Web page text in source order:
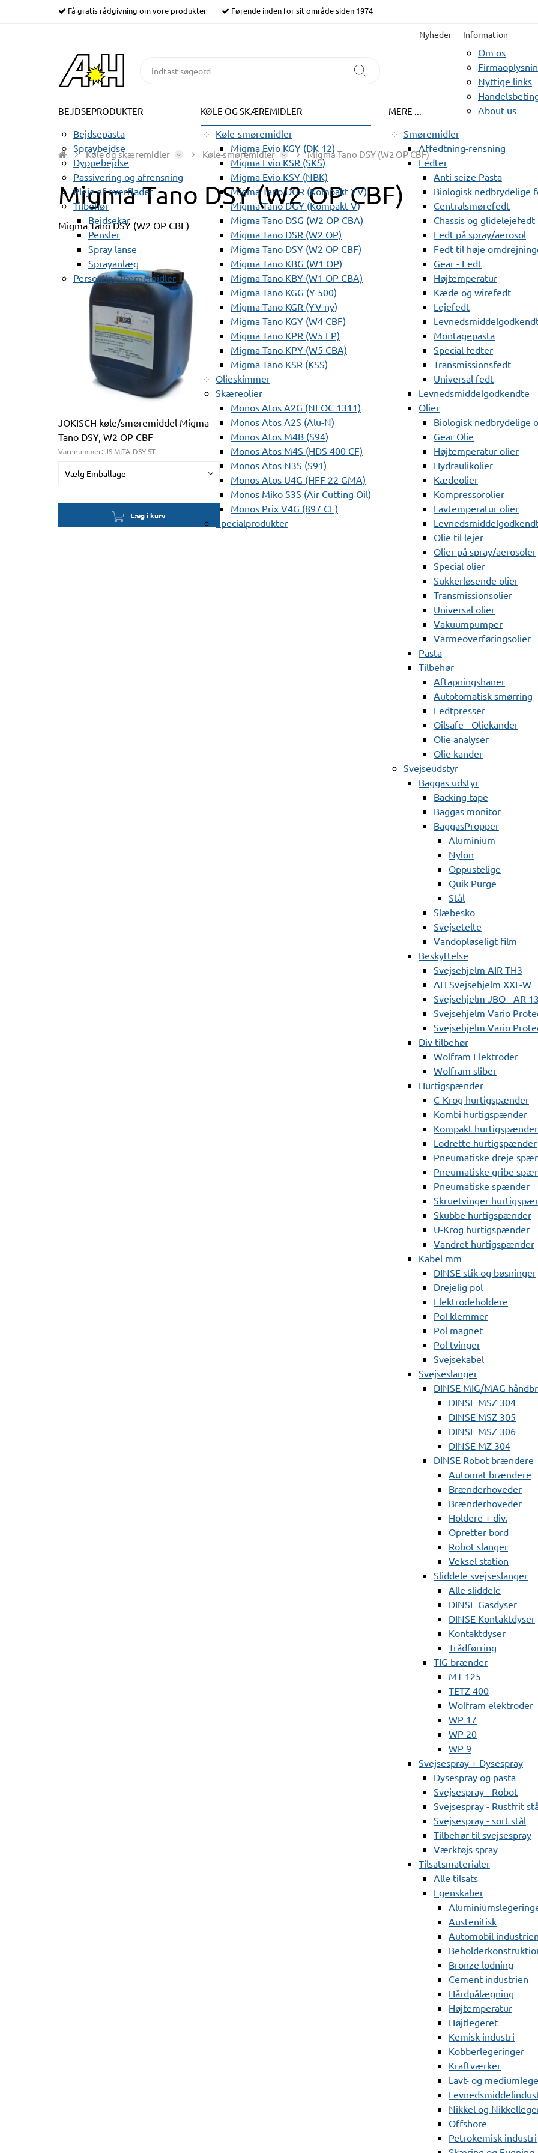
Få gratis rådgivning om vore produkter Førende inden for sit område siden 1974
Nyheder Information
Om os
Nyttige links
About us
BEJDSEPRODUKTER
Bejdsepasta
Spraybejdse
Dyppebejdse
Passivering og afrensning
Pleje af overflader
Tilbehør
Bejdsekar
Pensler
Spray lanse
Sprayanlæg
Personlige værnemidler
KØLE OG SKÆREMIDLER
Køle-smøremidler
Migma Evio KGY (DK 12)
Migma Evio KSR (SKS)
Migma Evio KSY (NBK)
Migma Tano DGR (Kompakt YV)
Migma Tano DGY (Kompakt V)
Migma Tano DSG (W2 OP CBA)
Migma Tano DSR (W2 OP)
Migma Tano DSY (W2 OP CBF)
Migma Tano KBG (W1 OP)
Migma Tano KBY (W1 OP CBA)
Migma Tano KGG (Y 500)
Migma Tano KGR (YV ny)
Migma Tano KGY (W4 CBF)
Migma Tano KPR (W5 EP)
Migma Tano KPY (W5 CBA)
Migma Tano KSR (KSS)
Olieskimmer
Skæreolier
Monos Atos A2G (NEOC 1311)
Monos Atos A2S (Alu-N)
Monos Atos M4B (S94)
Monos Atos M4S (HDS 400 CF)
Monos Atos N3S (S91)
Monos Atos U4G (HFF 22 GMA)
Monos Miko S3S (Air Cutting Oil)
Monos Prix V4G (897 CF)
Specialprodukter
MERE ...
Smøremidler
Affedtning-rensning
Fedter
Anti seize Pasta
Biologisk nedbrydelige
Centralsmørefedt
Chassis og glidelejefedt
Fedt på spray/aerosol
Fedt til høje
Gear - Fedt
Højtemperatur
Kæde og wirefedt
Lejefedt
Montagepasta
Special fedter
Transmissionsfedt
Universal fedt
Levnedsmiddelgodkendte
Olier
Biologisk nedbrydelige
Gear Olie
Højtemperatur olier
Hydraulikolier
Kædeolier
Kompressorolier
Lavtemperatur olier
Olie til lejer
Olier på spray/aerosoler
Special olier
Sukkerløsende olier
Transmissionsolier
Universal olier
Vakuumpumper
Varmeoverføringsolier
Pasta
Tilbehør
Aftapningshaner
Autotomatisk smørring
Fedtpresser
Oilsafe - Oliekander
Olie analyser
Olie kander
Svejseudstyr
Baggas udstyr
Backing tape
Baggas monitor
BaggasPropper
Aluminium
Nylon
Oppustelige
Quik Purge
Stål
Slæbesko
Svejsetelte
Vandopløseligt film
Beskyttelse
Svejsehjelm AIR TH3
AH Svejsehjelm XXL-W
Svejsehjelm JBO - AR
Svejsehjelm Vario
Svejsehjelm Vario
Div tilbehør
Wolfram Elektroder
Wolfram sliber
Hurtigspænder
C-Krog hurtigspænder
Kombi hurtigspænder
Kompakt hurtigspænder
Lodrette hurtigspænder
Pneumatiske dreje
Pneumatiske gribe
Pneumatiske spænder
Skruetvinger
Skubbe hurtigspænder
U-Krog hurtigspænder
Vandret hurtigspænder
Kabel mm
DINSE stik og bøsninger
Drejelig pol
Elektrodeholdere
Pol klemmer
Pol magnet
Pol tvinger
Svejsekabel
Svejseslanger
DINSE MIG/MAG
DINSE MSZ 304
DINSE MSZ 305
DINSE MSZ 306
DINSE MZ 304
DINSE Robot brændere
Automat brændere
Brænderhoveder
Brænderhoveder
Holdere + div.
Opretter bord
Robot slanger
Veksel station
Sliddele svejseslanger
Alle sliddele
DINSE Gasdyser
DINSE Kontaktdyser
Kontaktdyser
Trådførring
TIG brænder
MT 125
TETZ 400
Wolfram elektroder
WP 17
WP 20
WP 9
Svejsespray + Dysespray
Dysespray og pasta
Svejsespray - Robot
Svejsespray - Rustfrit
Svejsespray - sort stål
Tilbehør til svejsespray
Værktøjs spray
Tilsatsmaterialer
Alle tilsats
Egenskaber
Austenitisk
Automobil industrien
Bronze lodning
Cement industrien
Hårdpålægning
Højtemperatur
Højtlegeret
Kemisk industri
Kobberlegeringer
Kraftværker
Lavt- og
Nikkel og
Offshore
Petrokemisk industri
Køle og skæremidler Køle-smøremidler Migma Tano DSY (W2 OP CBF)
Migma Tano DSY (W2 OP CBF)
Migma Tano DSY (W2 OP CBF)
JOKISCH køle/smøremiddel Migma
Tano DSY, W2 OP CBF
Varenummer: JS MITA-DSY-ST
Vælg Emballage
Læg i kurv